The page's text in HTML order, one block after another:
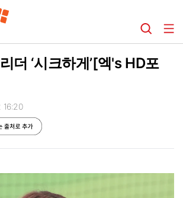
더 ‘시크하게’[엑's HD포
16:20